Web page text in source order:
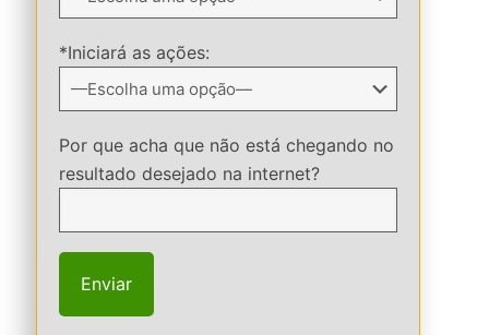
*Iniciará as ações:
Por que acha que não está chegando no
resultado desejado na internet?